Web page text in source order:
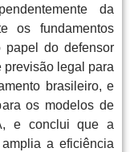
da
os fundamentos
papel do defensor
previsão legal para
brasileiro, e
os modelos de
e conclui que a
a eficiência